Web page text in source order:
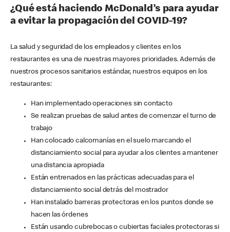
¿Qué está haciendo McDonald’s para ayudar
a evitar la propagación del COVID-19?
La salud y seguridad de los empleados y clientes en los
restaurantes es una de nuestras mayores prioridades. Además de
nuestros procesos sanitarios estándar, nuestros equipos en los
restaurantes:
Han implementado operaciones sin contacto
Se realizan pruebas de salud antes de comenzar el turno de
trabajo
Han colocado calcomanías en el suelo marcando el
distanciamiento social para ayudar a los clientes a mantener
una distancia apropiada
Están entrenados en las prácticas adecuadas para el
distanciamiento social detrás del mostrador
Han instalado barreras protectoras en los puntos donde se
hacen las órdenes
Están usando cubrebocas o cubiertas faciales protectoras si